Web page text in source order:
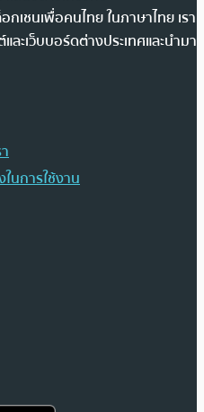
เชนเพื่อคนไทย ในภาษาไทย เรา
ะเว็บบอร์ดต่างประเทศและนำมา
นการใช้งาน